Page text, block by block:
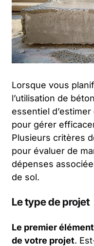
Lorsque vous
l’utilisation de
essentiel
pour gérer
Plusieurs critères
pour évaluer de
dépenses
de sol.
Le type de projet
Le premier
de votre projet.